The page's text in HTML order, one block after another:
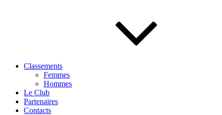
Classements
Femmes
Hommes
Le Club
Partenaires
Contacts